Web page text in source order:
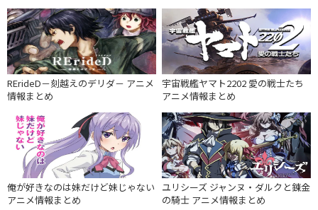
RErideD－刻越えのデリダ－ アニメ
情報まとめ
宇宙戦艦ヤマト2202 愛の戦士たち
アニメ情報まとめ
俺が好きなのは妹だけど妹じゃない
アニメ情報まとめ
ユリシーズ ジャンヌ・ダルクと錬金
の騎士 アニメ情報まとめ